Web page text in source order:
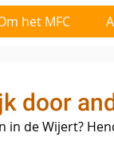
het MFC
door
in de Wijert?